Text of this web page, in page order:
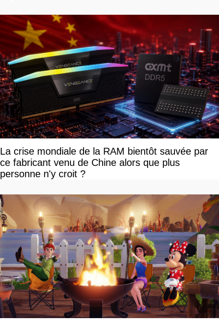
La crise mondiale de la RAM bientôt sauvée par
ce fabricant venu de Chine alors que plus
personne n'y croit ?